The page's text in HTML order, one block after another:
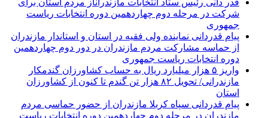
شرکت در مرحله دوم چهاردهمین دوره انتخابات ریاست
جمهوری
پیام قدردانی نماینده ولی فقیه در استان و استاندار مازندران
از حماسه مشارکت مردم مازندران در دور دوم چهاردهمین
دوره انتخابات ریاست جمهوری
واریز ۵ هزار میلیارد ریال به حساب کشاورزان گندمکار
مازندرانی/ تحویل ۸۲ هزار تن گندم تا کنون از کشاورزان
استان
پیام قدردانی سپاه کربلا مازندران از حضور حماسی مردم
مازندران در مرحله دوم چهاردهمین دوره انتخابات ریاست